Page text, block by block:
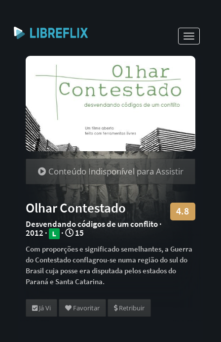
Toggle
Conteúdo Indisponível para Assistir
Olhar Contestado 4.8
Desvendando códigos de um conflito ·
2012 ·
· 15
Com proporções e significado semelhantes, a Guerra
do Contestado conflagrou-se numa região do sul do
Brasil cuja posse era disputada pelos estados do
Paraná e Santa Catarina.
Já Vi Favoritar Retribuir